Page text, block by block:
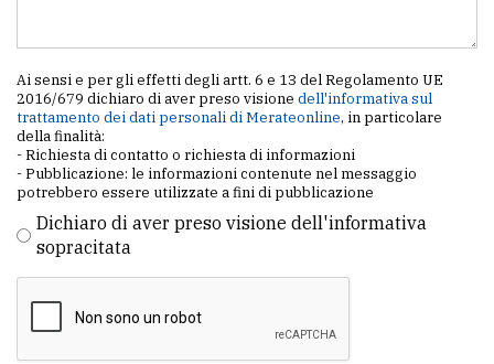
Ai sensi e per gli effetti degli artt. 6 e 13 del Regolamento UE
2016/679 dichiaro di aver preso visione dell'informativa sul
trattamento dei dati personali di Merateonline, in particolare
della finalità:
- Richiesta di contatto o richiesta di informazioni
- Pubblicazione: le informazioni contenute nel messaggio
potrebbero essere utilizzate a fini di pubblicazione
Dichiaro di aver preso visione dell'informativa
sopracitata